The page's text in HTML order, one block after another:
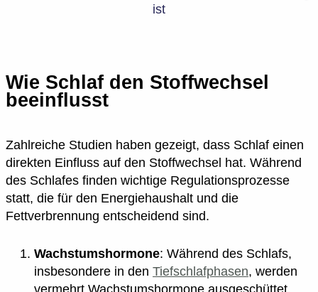
ist
Wie Schlaf den Stoffwechsel
beeinflusst
Zahlreiche Studien haben gezeigt, dass Schlaf einen
direkten Einfluss auf den Stoffwechsel hat. Während
des Schlafes finden wichtige Regulationsprozesse
statt, die für den Energiehaushalt und die
Fettverbrennung entscheidend sind.
Wachstumshormone: Während des Schlafs,
insbesondere in den Tiefschlafphasen, werden